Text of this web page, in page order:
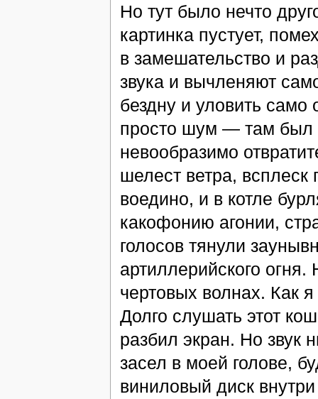
Но тут было нечто
картинка пустует,
в замешательство и
звука и вычленяют
бездну и уловить
просто шум — там был
невообразимо
шелест ветра,
воедино, и в котле
какофонию агонии,
голосов тянули
артиллерийского
чертовых волнах. Как
Долго слушать этот
разбил экран. Но звук
засел в моей голове,
виниловый диск